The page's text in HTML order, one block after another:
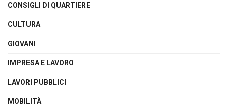
CONSIGLI DI QUARTIERE
CULTURA
GIOVANI
IMPRESA E LAVORO
LAVORI PUBBLICI
MOBILITÀ